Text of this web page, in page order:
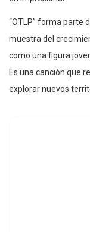
“OTLP” forma parte
muestra del
como una figura
Es una canción que
explorar nuevos